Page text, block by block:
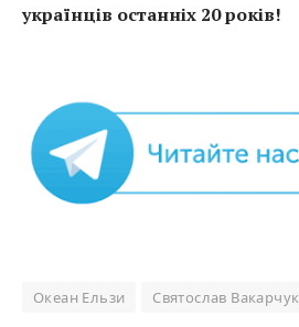
українців останніх 20 років!
Океан Ельзи Святослав Вакарчук